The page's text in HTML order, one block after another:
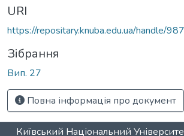
URI
https://repositary.knuba.edu.ua/handle/
Зібрання
Вип. 27
Повна інформація про документ
Київський Національний